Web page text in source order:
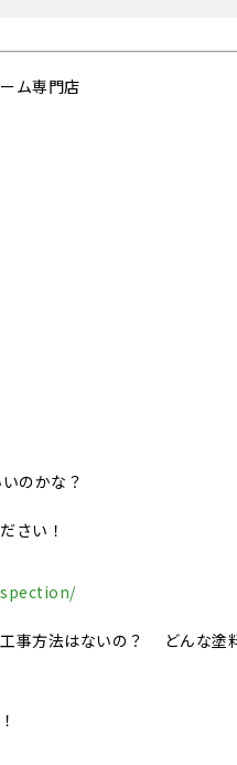
ム専門店
のかな？
さい！
事方法はないの？ どんな